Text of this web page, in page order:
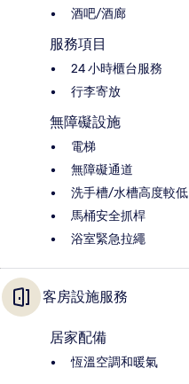
酒吧/酒廊
服務項目
24 小時櫃台服務
行李寄放
無障礙設施
電梯
無障礙通道
洗手槽/水槽高度較低
馬桶安全抓桿
浴室緊急拉繩
客房設施服務
居家配備
恆溫空調和暖氣